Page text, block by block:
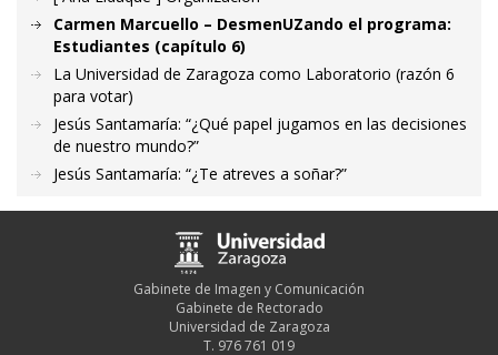
Carmen Marcuello – DesmenUZando el programa:
Estudiantes (capítulo 6)
La Universidad de Zaragoza como Laboratorio (razón 6
para votar)
Jesús Santamaría: “¿Qué papel jugamos en las decisiones
de nuestro mundo?”
Jesús Santamaría: “¿Te atreves a soñar?”
Gabinete de Imagen y Comunicación
Gabinete de Rectorado
Universidad de Zaragoza
T. 976 761 019